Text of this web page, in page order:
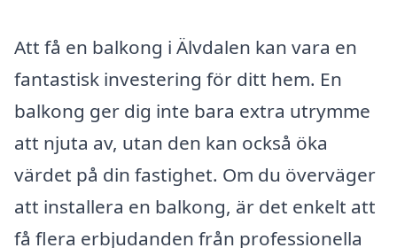
Att få en balkong i Älvdalen kan vara en
fantastisk investering för ditt hem. En
balkong ger dig inte bara extra utrymme
att njuta av, utan den kan också öka
värdet på din fastighet. Om du överväger
att installera en balkong, är det enkelt att
få flera erbjudanden från professionella